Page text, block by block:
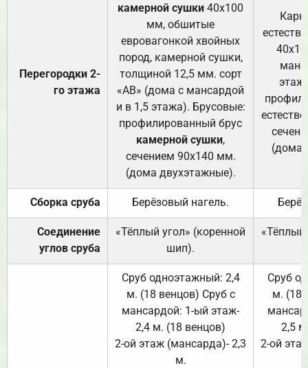
Перегородки 2-
го этажа
камерной сушки 40х100
мм, обшитые
евровагонкой хвойных
пород, камерной сушки,
толщиной 12,5 мм. сорт
«АВ» (дома с мансардой
и в 1,5 этажа). Брусовые:
профилированный брус
камерной сушки,
сечением 90х140 мм.
(дома двухэтажные).
(дома
Сборка сруба Берёзовый нагель.
Соединение
углов сруба
«Тёплый угол» (коренной
шип).
«Тёплый
Сруб одноэтажный: 2,4
м. (18 венцов) Сруб с
мансардой: 1-ый этаж-
2,4 м. (18 венцов)
2-ой этаж (мансарда)- 2,3
м.
Сруб
м. (18
2,5
2-ой